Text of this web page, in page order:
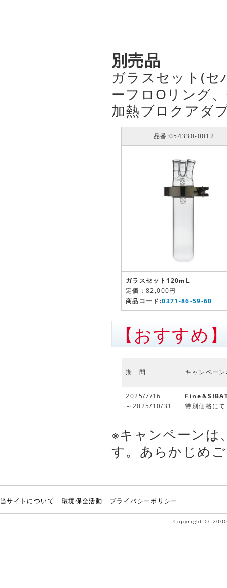
別売品
ガラスセット(セ
ーフロOリング
加熱ブロクアダ
品番:054330-0012
ガラスセット120mL
定価：82,000円
商品コード:0371-86-59-60
【おすすめ
期 間 キャンペー
2025/7/16
～2025/10/31
Fine＆
特別価格に
※キャンペーンは
す。あらかじめ
当サイトについて 環境保全活動 プライバシーポリシー
Copyright ©